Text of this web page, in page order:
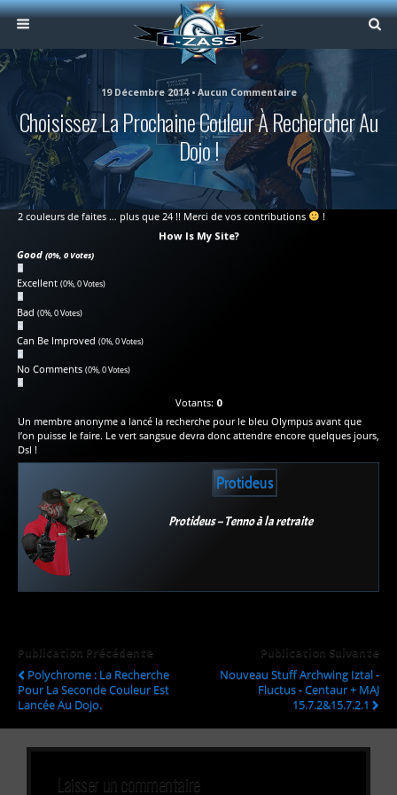
19 Décembre 2014 • Aucun Commentaire
Choisissez La Prochaine Couleur À Rechercher Au
Dojo !
2 couleurs de faites … plus que 24 !! Merci de vos contributions
!
How Is My Site?
Good(0%, 0 Votes)
Excellent(0%, 0 Votes)
Bad(0%, 0 Votes)
Can Be Improved(0%, 0 Votes)
No Comments(0%, 0 Votes)
Votants: 0
Un membre anonyme a lancé la recherche pour le bleu Olympus avant que
l’on puisse le faire. Le vert sangsue devra donc attendre encore quelques jours,
Dsl !
Protideus
Protideus – Tenno à la retraite
Publication Précédente
Polychrome : La Recherche
Pour La Seconde Couleur Est
Lancée Au Dojo.
Publication Suivante
Nouveau Stuff Archwing Iztal -
Fluctus - Centaur + MAJ
15.7.2&15.7.2.1
Laisser un commentaire